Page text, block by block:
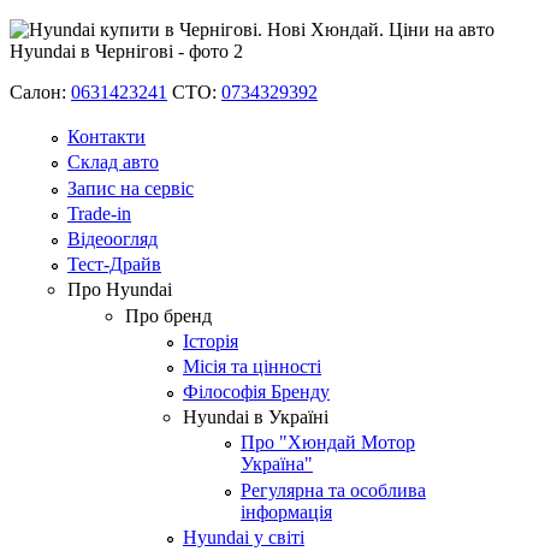
Салон: 0631423241 СТО: 0734329392
Контакти
Склад авто
Запис на сервіс
Trade-in
Відеоогляд
Тест-Драйв
Про Hyundai
Про бренд
Історія
Місія та цінності
Філософія Бренду
Hyundai в Україні
Про "Хюндай Мотор
Україна"
Регулярна та особлива
інформація
Hyundai у світі